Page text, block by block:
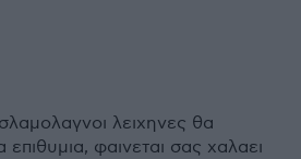
λειχηνες θα
επιθυμια, φαινεται σας χαλαει